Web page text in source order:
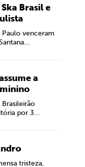
Brasil e
Paulo venceram
a
por 3...
tristeza,